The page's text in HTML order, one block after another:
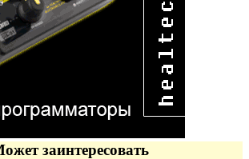
заинтересовать